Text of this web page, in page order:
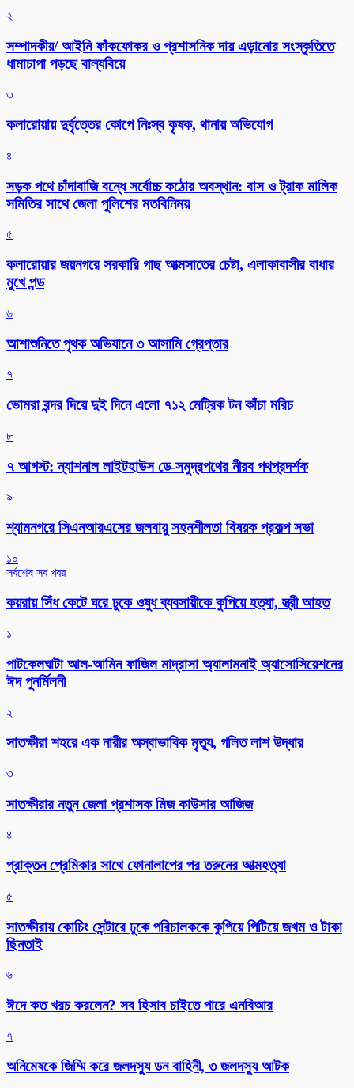
২
সম্পাদকীয়/ আইনি ফাঁকফোকর ও প্রশাসনিক দায় এড়ানোর সংস্কৃতিতে
ধামাচাপা পড়ছে বাল্যবিয়ে
৩
কলারোয়ায় দুর্বৃত্তের কোপে নিঃস্ব কৃষক, থানায় অভিযোগ
৪
সড়ক পথে চাঁদাবাজি বন্ধে সর্বোচ্চ কঠোর অবস্থান: বাস ও ট্রাক মালিক
সমিতির সাথে জেলা পুলিশের মতবিনিময়
৫
কলারোয়ার জয়নগরে সরকারি গাছ আত্মসাতের চেষ্টা, এলাকাবাসীর বাধার
মুখে পন্ড
৬
আশাশুনিতে পৃথক অভিযানে ৩ আসামি গ্রেপ্তার
৭
ভোমরা বন্দর দিয়ে দুই দিনে এলো ৭১২ মেট্রিক টন কাঁচা মরিচ
৮
৭ আগস্ট: ন্যাশনাল লাইটহাউস ডে-সমুদ্রপথের নীরব পথপ্রদর্শক
৯
শ্যামনগরে সিএনআরএসের জলবায়ু সহনশীলতা বিষয়ক প্রকল্প সভা
১০
সর্বশেষ সব খবর
কয়রায় সিঁধ কেটে ঘরে ঢুকে ওষুধ ব্যবসায়ীকে কুপিয়ে হত্যা, স্ত্রী আহত
১
পাটকেলঘাটা আল-আমিন ফাজিল মাদ্রাসা অ্যালামনাই অ্যাসোসিয়েশনের
ঈদ পুনর্মিলনী
২
সাতক্ষীরা শহরে এক নারীর অস্বাভাবিক মৃত্যু, গলিত লাশ উদ্ধার
৩
সাতক্ষীরার নতুন জেলা প্রশাসক মিজ কাউসার আজিজ
৪
প্রাক্তন প্রেমিকার সাথে ফোনালাপের পর তরুনের আত্মহত্যা
৫
সাতক্ষীরায় কোচিং সেন্টারে ঢুকে পরিচালককে কুপিয়ে পিটিয়ে জখম ও টাকা
ছিনতাই
৬
ঈদে কত খরচ করলেন? সব হিসাব চাইতে পারে এনবিআর
৭
অনিমেষকে জিম্মি করে জলদস্যু ডন বাহিনী, ৩ জলদস্যু আটক